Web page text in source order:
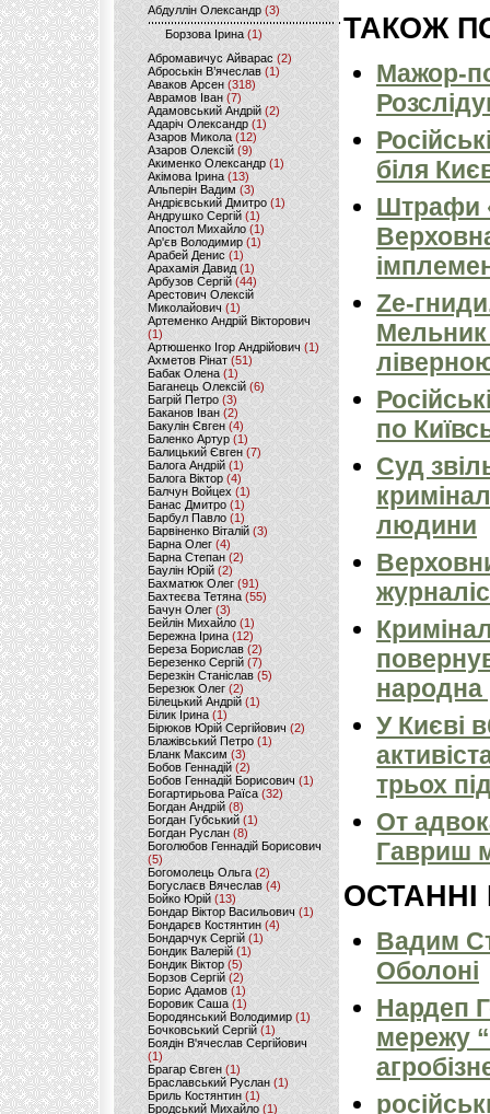
Абдуллін Олександр (3)
Борзова Ірина(1)
Абромавичус Айварас (2)
Аброськін В’ячеслав(1)
Аваков Арсен (318)
Аврамов Іван (7)
Адамовський Андрій(2)
Адаріч Олександр (1)
Азаров Микола (12)
Азаров Олексій (9)
Акименко Олександр(1)
Акімова Ірина(13)
Альперін Вадим (3)
Андрієвський Дмитро(1)
Андрушко Сергій(1)
Апостол Михайло(1)
Ар'єв Володимир (1)
Арабей Денис(1)
Арахамія Давид (1)
Арбузов Сергій (44)
Арестович Олексій
Миколайович(1)
Артеменко Андрій Вікторович
(1)
Артюшенко Ігор Андрійович(1)
Ахметов Рінат(51)
Бабак Олена(1)
Баганець Олексій(6)
Багрій Петро (3)
Баканов Іван(2)
Бакулін Євген (4)
Баленко Артур(1)
Балицький Євген(7)
Балога Андрій (1)
Балога Віктор (4)
Балчун Войцех (1)
Банас Дмитро (1)
Барбул Павло(1)
Барвіненко Віталій(3)
Барна Олег (4)
Барна Степан (2)
Баулін Юрій (2)
Бахматюк Олег (91)
Бахтеєва Тетяна(55)
Бачун Олег (3)
Бейлін Михайло (1)
Бережна Ірина(12)
Береза Борислав(2)
Березенко Сергій (7)
Березкін Станіслав (5)
Березюк Олег(2)
Білецький Андрій (1)
Білик Ірина (1)
Бірюков Юрій Сергійович (2)
Блажівський Петро (1)
Бланк Максим(3)
Бобов Геннадій (2)
Бобов Геннадій Борисович (1)
Богартирьова Раїса (32)
Богдан Андрій(8)
Богдан Губський (1)
Богдан Руслан(8)
Боголюбов Геннадій Борисович
(5)
Богомолець Ольга (2)
Богуслаєв Вячеслав (4)
Бойко Юрій (13)
Бондар Віктор Васильович (1)
Бондарєв Костянтин (4)
Бондарчук Сергій(1)
Бондик Валерій (1)
Бондик Віктор(5)
Борзов Сергiй (2)
Борис Адамов(1)
Боровик Саша (1)
Бородянський Володимир (1)
Бочковський Сергій (1)
Боядін В'ячеслав Сергійович
(1)
Брагар Євген (1)
Браславський Руслан (1)
Бриль Костянтин (1)
Бродський Михайло (1)
ТАКОЖ
Мажор-
біля
Штрафи
Ze-
по
Суд
людини
народна
У Києві
трьох
От
Гавриш
ОСТАННІ
Вадим
Оболоні
Нардеп
мережу